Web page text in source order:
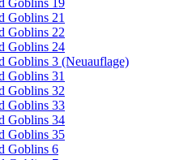
Goblins 19
Goblins 21
Goblins 22
Goblins 24
Goblins 3 (Neuauflage)
Goblins 31
Goblins 32
Goblins 33
Goblins 34
Goblins 35
Goblins 6